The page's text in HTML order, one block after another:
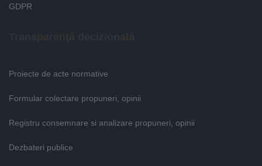
GDPR
Proiecte de acte normative
Formular colectare propuneri, opinii
Registru consemnare si analizare propuneri, opinii
Dezbateri publice